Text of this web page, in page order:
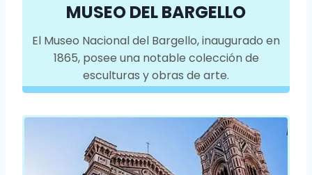
MUSEO DEL BARGELLO
El Museo Nacional del Bargello, inaugurado en
1865, posee una notable colección de
esculturas y obras de arte.